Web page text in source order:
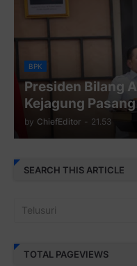
BPK
Presiden Bilang
Kejagung
by ChiefEditor - 21.53
SEARCH THIS ARTICLE
TOTAL PAGEVIEWS